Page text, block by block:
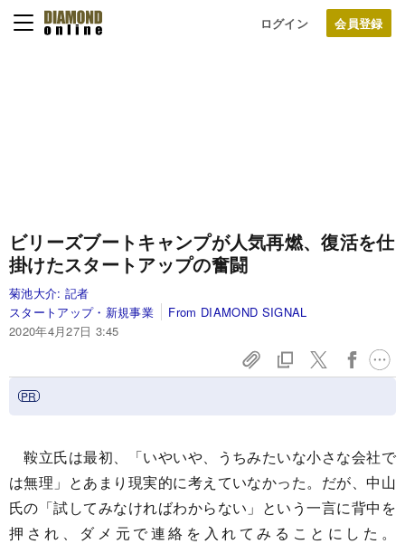
ログイン
ビリーズブートキャンプが人気再燃、復活を仕
掛けたスタートアップの奮闘
菊池大介: 記者
スタートアップ・新規事業
From DIAMOND SIGNAL
2020年4月27日 3:45
鞍立氏は最初、「いやいや、うちみたいな小さな会社で
は無理」とあまり現実的に考えていなかった。だが、中山
氏の「試してみなければわからない」という一言に背中を
押され、ダメ元で連絡を入れてみることにした。